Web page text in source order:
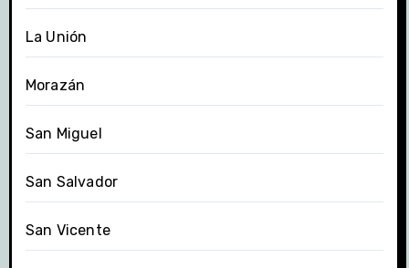
La Unión
Morazán
San Miguel
San Salvador
San Vicente